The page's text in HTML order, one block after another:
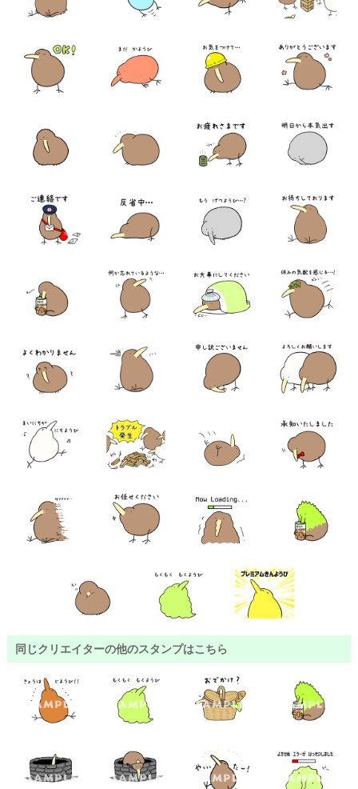
同じクリエイターの他のスタンプはこちら